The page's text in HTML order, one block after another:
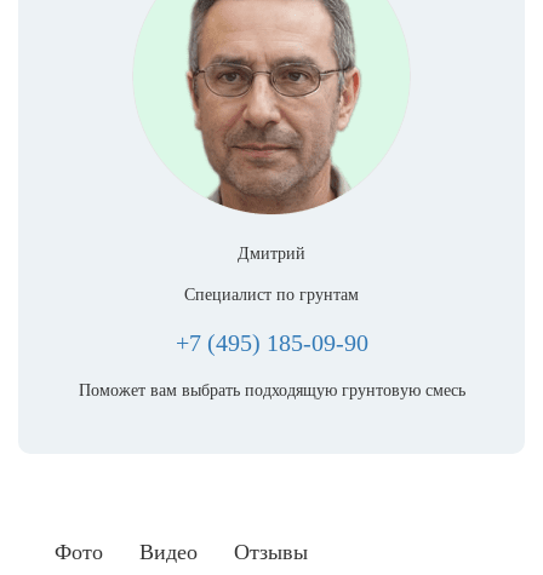
Дмитрий
Специалист по грунтам
+7 (495) 185-09-90
Поможет вам выбрать подходящую грунтовую смесь
Фото Видео Отзывы